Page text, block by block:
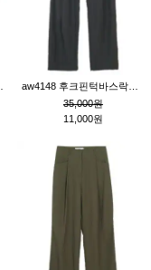
35,000원
11,000원